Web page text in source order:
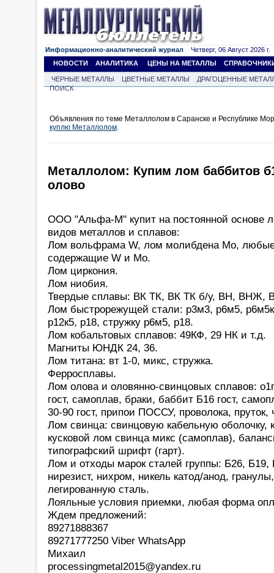
Информационно-аналитический журнал Четверг, 06 Август 2026 г.
НОВОСТИ
АНАЛИТИКА ЦЕНЫ НА МЕТАЛЛЫ
ЧЕРНЫЕ МЕТАЛЛЫ ЦВЕТНЫЕ МЕТАЛЛЫ
ДРАГОЦЕННЫЕ
ПОИСК
Объявления по теме Металлолом в Саранске и Республике
куплю Металлолом.
Металлолом: Купим лом баббитов
олово
ООО "Альфа-М" купит на постоянной основе
видов металлов и сплавов:
Лом вольфрама W, лом молибдена Mo,
содержащие W и Mo.
Лом циркония.
Лом ниобия.
Твердые сплавы: ВК ТК, ВК ТК б/у, ВН,
Лом быстрорежущей стали: р3м3, р6м5,
р12к5, р18, стружку р6м5, р18.
Лом кобальтовых сплавов: 49КФ, 29 НК и т.д.
Магниты ЮНДК 24, 36.
Лом титана: вт 1-0, микс, стружка.
Ферросплавы.
Лом олова и оловянно-свинцовых сплавов:
гост, самоплав, браки, баббит Б16 гост,
30-90 гост, припои ПОССУ, проволока,
Лом свинца: свинцовую кабельную оболочку,
кусковой лом свинца микс (самоплав),
типографский шрифт (гарт).
Лом и отходы марок сталей группы: Б26,
нирезист, нихром, никель катод/анод,
легированную сталь.
Лояльные условия приемки, любая форма
Ждем предложений:
89271888367
89271777250 Viber WhatsApp
Михаил
processingmetal2015@yandex.ru